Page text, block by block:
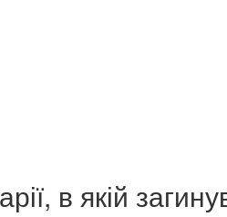
в якій